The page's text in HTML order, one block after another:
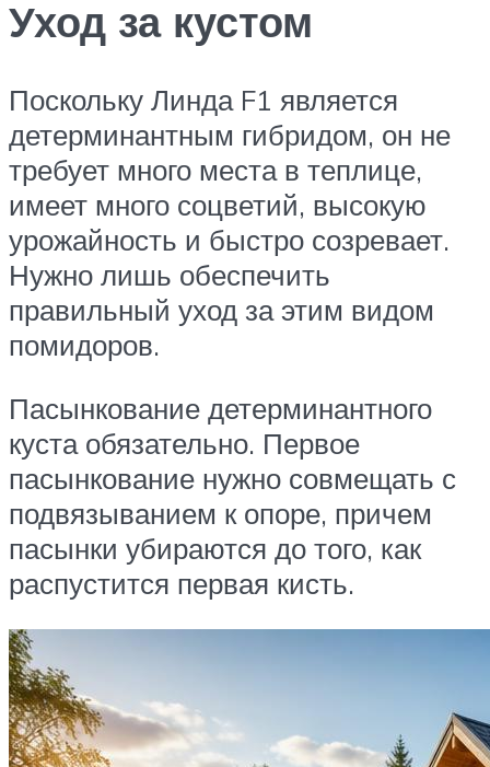
Уход за кустом
Поскольку Линда F1 является
детерминантным гибридом, он не
требует много места в теплице,
имеет много соцветий, высокую
урожайность и быстро созревает.
Нужно лишь обеспечить
правильный уход за этим видом
помидоров.
Пасынкование детерминантного
куста обязательно. Первое
пасынкование нужно совмещать с
подвязыванием к опоре, причем
пасынки убираются до того, как
распустится первая кисть.